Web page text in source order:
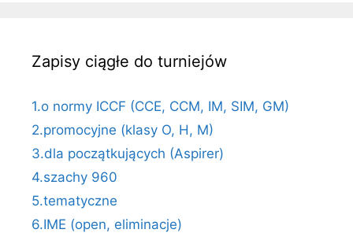
Zapisy ciągłe do turniejów
1.o normy ICCF (CCE, CCM, IM, SIM, GM)
2.promocyjne (klasy O, H, M)
3.dla początkujących (Aspirer)
4.szachy 960
5.tematyczne
6.IME (open, eliminacje)